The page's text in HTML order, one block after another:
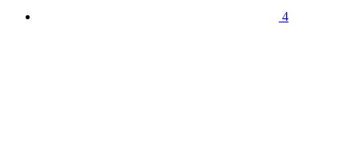
4